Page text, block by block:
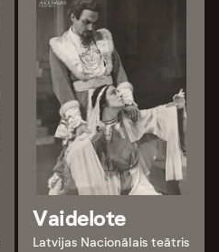
Vaidelote
Latvijas Nacionālais teātris